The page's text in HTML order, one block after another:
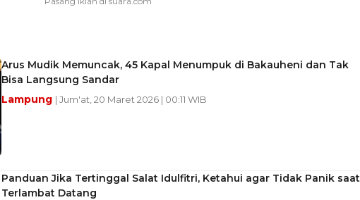
Arus Mudik Memuncak, 45 Kapal Menumpuk di Bakauheni dan Tak
Bisa Langsung Sandar
Lampung | Jum'at, 20 Maret 2026 | 00:11 WIB
Panduan Jika Tertinggal Salat Idulfitri, Ketahui agar Tidak Panik saat
Terlambat Datang